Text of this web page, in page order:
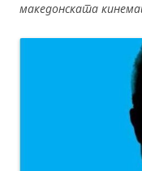
македонската